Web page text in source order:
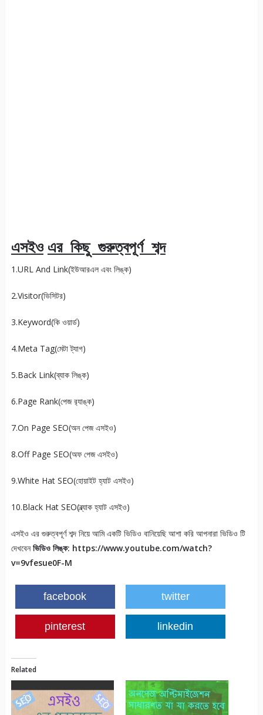
এসইও এর কিছু গুরুত্বপূর্ণ শব্দ
1.URL And Link(ইউআরএল এবং লিঙ্ক)
2.Visitor(ভিসিটর)
3.Keyword(কি ওয়ার্ড)
4.Meta Tag(মেটা ট্যাগ)
5.Back Link(ব্যাক লিঙ্ক)
6.Page Rank(পেজ র‍্যাঙ্ক)
7.On Page SEO(অন পেজ এসইও)
8.Off Page SEO(অফ পেজ এসইও)
9.White Hat SEO(হোয়াইট হ্যাট এসইও)
10.Black Hat SEO(ব্ল্যাক হ্যাট এসইও)
এসইও এর গুরুত্বপূর্ণ শব্দ নিয়ে আমি একটি ভিডিও বানিয়েছি আশা করি আপনারা ভিডিও টি
দেখবেনভিডিও লিঙ্ক: https://www.youtube.com/watch?
v=9vfesue0F-M
facebook twitter
pinterest linkedin
Related